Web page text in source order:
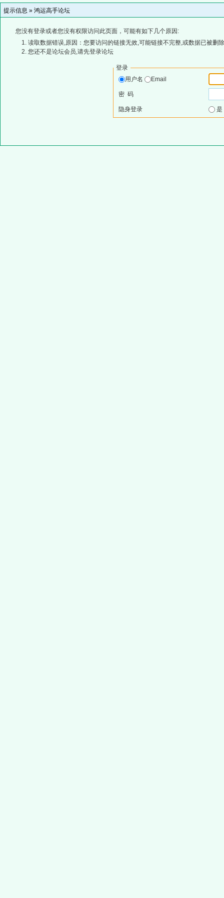
提示信息 » 鸿运高手论坛
您没有登录或者您没有权限访问此页面，可能有如下几个原因:
读取数据错误,原因：您要访问的链接无效,可能链接不完整,或数据已被删
您还不是论坛会员,请先登录论坛
登录
用户名
Email
密 码
隐身登录